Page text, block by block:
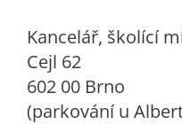
Kancelář, školící
Cejl 62
602 00 Brno
(parkování u